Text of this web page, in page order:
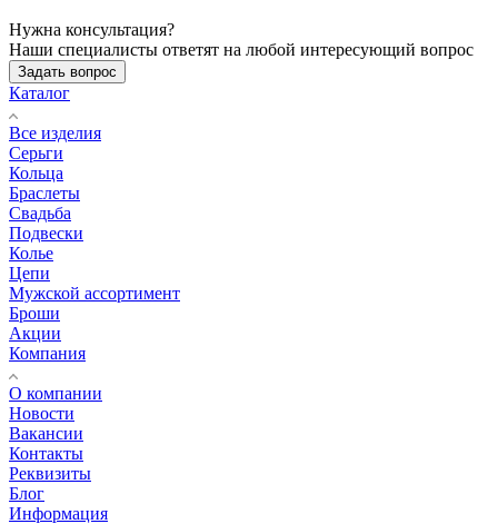
Нужна консультация?
Наши специалисты ответят на любой интересующий вопрос
Задать вопрос
Каталог
Все изделия
Серьги
Кольца
Браслеты
Свадьба
Подвески
Колье
Цепи
Мужской ассортимент
Броши
Акции
Компания
О компании
Новости
Вакансии
Контакты
Реквизиты
Блог
Информация